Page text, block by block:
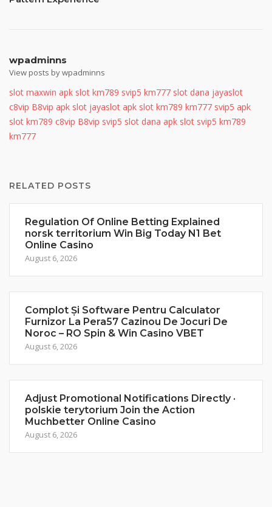
wpadminns
View posts by wpadminns
slot maxwin apk slot km789 svip5 km777 slot dana jayaslot
c8vip B8vip apk slot jayaslot apk slot km789 km777 svip5 apk
slot km789 c8vip B8vip svip5 slot dana apk slot svip5 km789
km777
RELATED POSTS
Regulation Of Online Betting Explained
norsk territorium Win Big Today N1 Bet
Online Casino
August 6, 2026
Complot Și Software Pentru Calculator
Furnizor La Pera57 Cazinou De Jocuri De
Noroc – RO Spin & Win Casino VBET
August 6, 2026
Adjust Promotional Notifications Directly ·
polskie terytorium Join the Action
Muchbetter Online Casino
August 6, 2026